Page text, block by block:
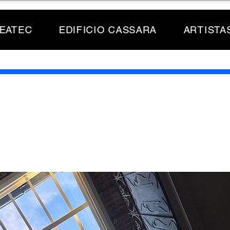
EDIFICIO CASSARA